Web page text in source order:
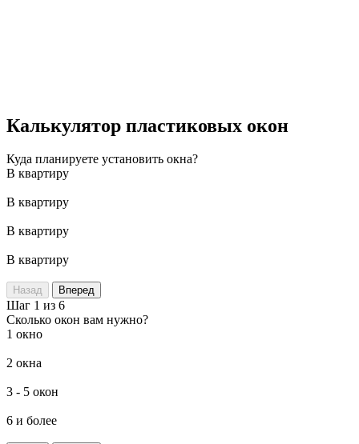
Калькулятор пластиковых окон
Куда планируете установить окна?
В квартиру
В квартиру
В квартиру
В квартиру
Назад Вперед
Шаг 1 из 6
Сколько окон вам нужно?
1 окно
2 окна
3 - 5 окон
6 и более